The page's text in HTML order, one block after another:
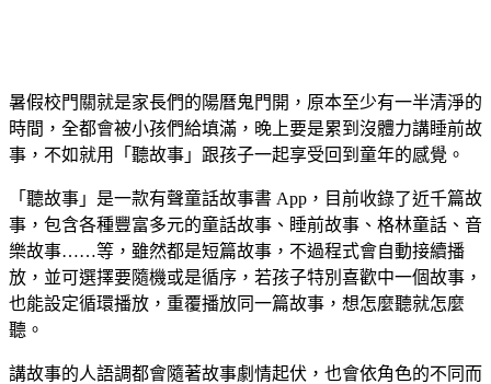
暑假校門關就是家長們的陽曆鬼門開，原本至少有一半清淨的
時間，全都會被小孩們給填滿，晚上要是累到沒體力講睡前故
事，不如就用「聽故事」跟孩子一起享受回到童年的感覺。
「聽故事」是一款有聲童話故事書 App，目前收錄了近千篇故
事，包含各種豐富多元的童話故事、睡前故事、格林童話、音
樂故事……等，雖然都是短篇故事，不過程式會自動接續播
放，並可選擇要隨機或是循序，若孩子特別喜歡中一個故事，
也能設定循環播放，重覆播放同一篇故事，想怎麼聽就怎麼
聽。
講故事的人語調都會隨著故事劇情起伏，也會依角色的不同而